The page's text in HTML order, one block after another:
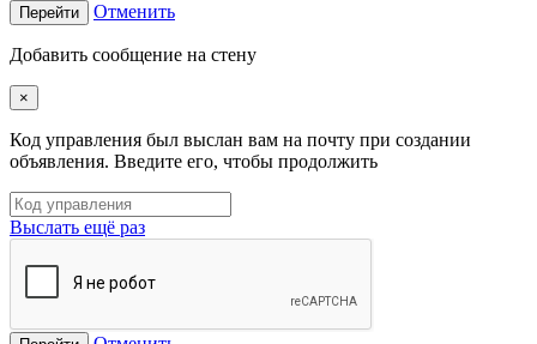
Перейти Отменить
Добавить сообщение на стену
×
Код управления был выслан вам на почту при создании
объявления. Введите его, чтобы продолжить
Выслать ещё раз